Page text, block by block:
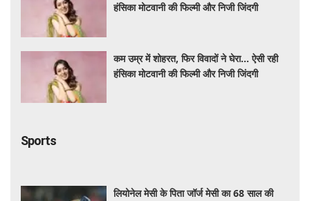
हंसिका मोटवानी की फिल्मी और निजी जिंदगी
कम उम्र में शोहरत, फिर विवादों ने घेरा… ऐसी रही
हंसिका मोटवानी की फिल्मी और निजी जिंदगी
Sports
लियोनेल मेसी के पिता जॉर्ज मेसी का 68 साल की